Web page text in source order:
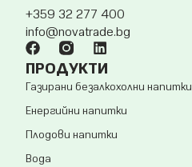
+359 32 277 400
info@novatrade.bg
ПРОДУКТИ
Газирани безалкохолни напитки
Енергийни напитки
Плодови напитки
Вода